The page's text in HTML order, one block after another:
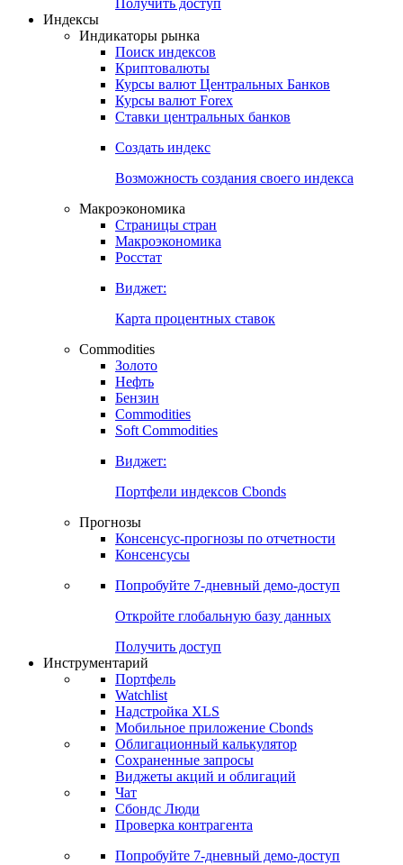
Попробуйте7-дневный
Откройте глобальную базу данных
Получить доступ
Индикаторы рынка
Поиск индексов
Курсы валют Центральных Банков
Ставки центральных банков
Создать индекс
Возможность создания своего индекса
Страницы стран
Росстат
Виджет:
Карта процентных ставок
Commodities
Золото
Бензин
Soft Commodities
Виджет:
Портфели индексов Cbonds
Прогнозы
Консенсусы
Попробуйте7-дневный
Откройте глобальную базу данных
Получить доступ
Инструментарий
Портфель
Watchlist
Надстройка XLS
Мобильное приложение Cbonds
Облигационный калькулятор
Сохраненные запросы
Чат